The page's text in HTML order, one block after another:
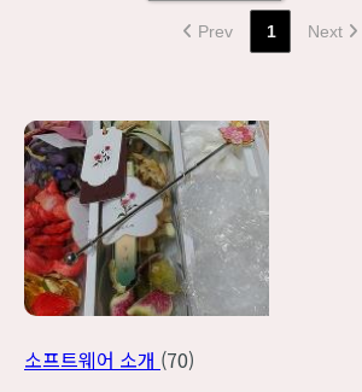
Prev 1 Next
소프트웨어 소개 (70)